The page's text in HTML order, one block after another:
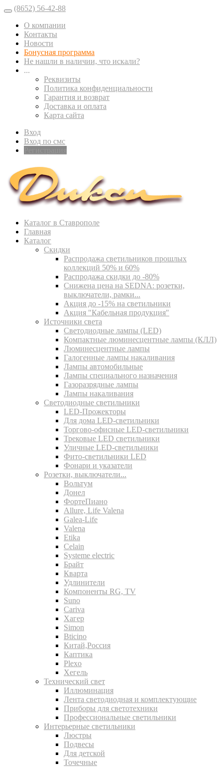
(8652) 56-42-88
О компании
Контакты
Новости
Бонусная программа
Не нашли в наличии, что искали?
...
Реквизиты
Политика конфиденциальности
Гарантия и возврат
Доставка и оплата
Карта сайта
Вход
Вход по смс
Каталог в Ставрополе
Главная
Каталог
Скидки
Распродажа светильников прошлых
коллекций 50% и 60%
Распродажа скидки до -80%
Cнижена цена на SEDNA: розетки,
выключатели, рамки...
Акция до -15% на светильники
Акция "Кабельная продукция"
Источники света
Светодиодные лампы (LED)
Компактные люминесцентные лампы (КЛЛ)
Люминесцентные лампы
Галогенные лампы накаливания
Лампы автомобильные
Лампы специального назначения
Газоразрядные лампы
Лампы накаливания
Светодиодные светильники
LED-Прожекторы
Для дома LED-светильники
Торгово-офисные LED-светильники
Трековые LED светильники
Уличные LED-светильники
Фито-светильники LED
Фонари и указатели
Розетки, выключатели...
Вольтум
Донел
ФортеПиано
Allure, Life Valena
Galea-Life
Valena
Etika
Celain
Systeme electric
Брайт
Кварта
Удлинители
Компоненты RG, TV
Suno
Cariva
Хагер
Simon
Bticino
Китай,Россия
Каптика
Plexo
Хегель
Технический свет
Иллюминация
Лента светодиодная и комплектующие
Приборы для светотехники
Профессиональные светильники
Интерьерные светильники
Люстры
Подвесы
Для детской
Точечные